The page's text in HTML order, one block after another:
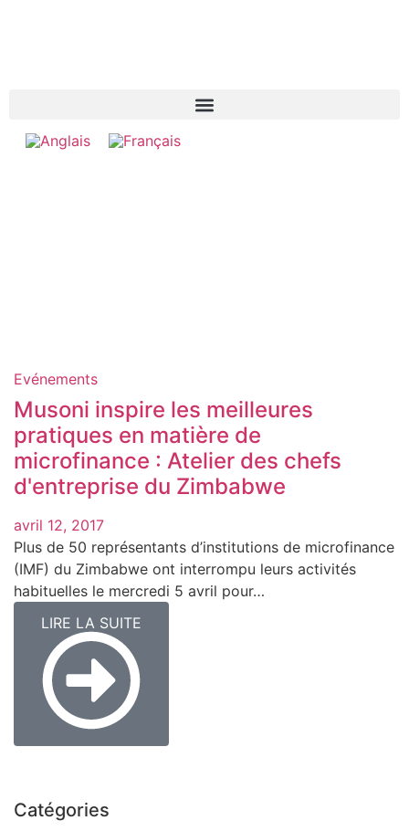
Evénements
Musoni inspire les meilleures
pratiques en matière de
microfinance : Atelier des chefs
d'entreprise du Zimbabwe
avril 12, 2017
Plus de 50 représentants d’institutions de microfinance
(IMF) du Zimbabwe ont interrompu leurs activités
habituelles le mercredi 5 avril pour…
LIRE LA SUITE
Catégories